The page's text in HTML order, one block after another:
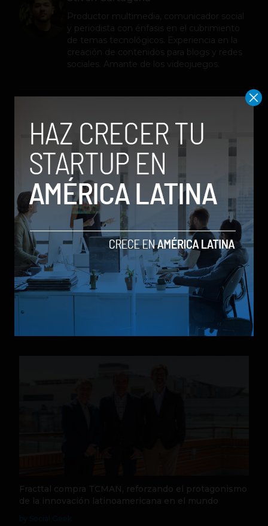
Productor multimedia, comunicador social
y periodista con énfasis en el cubrimiento
de temas tecnológicos. Experiencia en la
creación de contenidos para blogs y redes
sociales. Amante de los videojuegos.
Source Meridian eleva el estándar en healthtech y
logra la certificación de ciberseguridad HITRUST e1
by Social Geek
Tech
Fracttal compra TCMAN, reforzando el protagonismo
de la innovación latinoamericana en el mundo